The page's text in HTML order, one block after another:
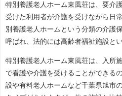
特別養護老人ホーム東風荘は、要介
受けた利用者が介護を受けながら日
別養護老人ホームという分類の介護
呼ばれ、法的には高齢者福祉施設とい
特別養護老人ホーム東風荘は、入所
で看護や介護を受けることができる
設や有料老人ホームなど千葉県旭市